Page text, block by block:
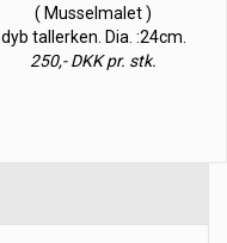
( Musselmalet )
dyb tallerken. Dia. :24cm.
250,- DKK pr. stk.